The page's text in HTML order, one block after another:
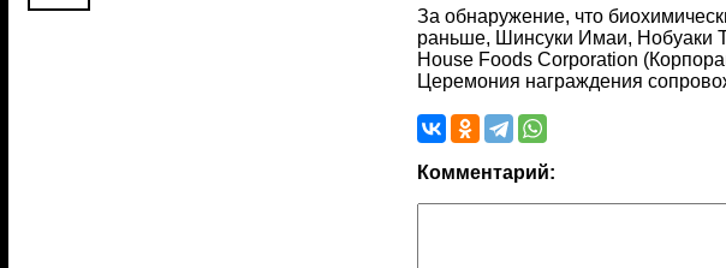
За обнаружение, что
раньше, Шинсуки Имаи, Нобуаки
House Foods Corporation
Церемония награждения
Комментарий: